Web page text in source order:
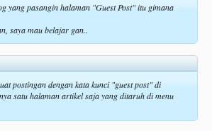
yang pasangin halaman "Guest Post" itu gimana
saya mau belajar gan..
postingan dengan kata kunci "guest post" di
satu halaman artikel saja yang ditaruh di menu